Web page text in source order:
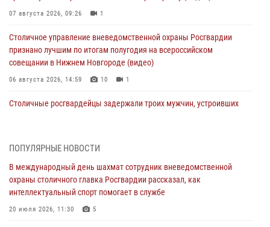
07 августа 2026, 09:26 1
Столичное управление вневедомственной охраны Росгвардии
признано лучшим по итогам полугодия на всероссийском
совещании в Нижнем Новгороде (видео)
06 августа 2026, 14:59 10 1
Столичные росгвардейцы задержали троих мужчин, устроивших
матче в Москве обеспечила Росгвардия (видео)
06 августа 2026, 08:30
Столичные росгвардейцы задержали мужчину, устроившего дебош
ПОПУЛЯРНЫЕ НОВОСТИ
В международный день шахмат сотрудник вневедомственной
охраны столичного главка Росгвардии рассказал, как
интеллектуальный спорт помогает в службе
20 июля 2026, 11:30 5